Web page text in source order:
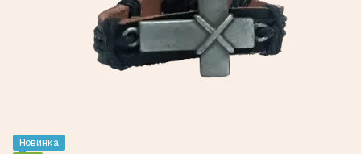
Новинка